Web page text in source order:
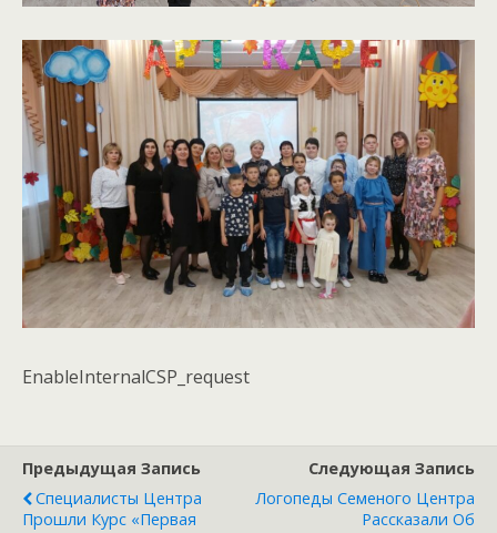
EnableInternalCSP_request
Предыдущая Запись
Специалисты Центра
Прошли Курс «Первая
Следующая Запись
Логопеды Семеного Центра
Рассказали Об